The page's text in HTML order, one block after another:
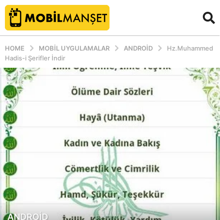
HOME MOBIL UYGULAMALAR ANDROID
Hz.Muhammed
Hadis-i Şerifler İndir
1
ANDROID